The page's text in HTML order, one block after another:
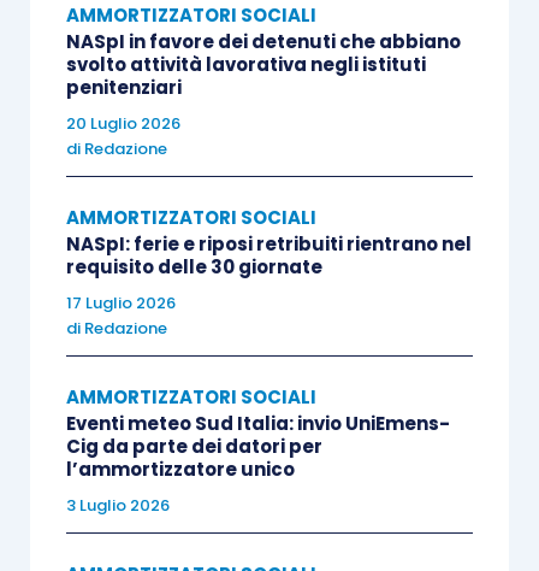
AMMORTIZZATORI SOCIALI
NASpI in favore dei detenuti che abbiano
svolto attività lavorativa negli istituti
penitenziari
20 Luglio 2026
di Redazione
AMMORTIZZATORI SOCIALI
NASpI: ferie e riposi retribuiti rientrano nel
requisito delle 30 giornate
17 Luglio 2026
di Redazione
AMMORTIZZATORI SOCIALI
Eventi meteo Sud Italia: invio UniEmens-
Cig da parte dei datori per
l’ammortizzatore unico
3 Luglio 2026